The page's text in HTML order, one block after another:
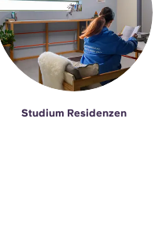
Studium Residenzen